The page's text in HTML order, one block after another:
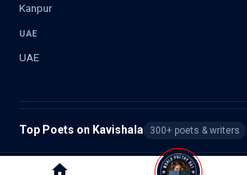
Kanpur
UAE
UAE
Top Poets on Kavishala 300+ poets & writers